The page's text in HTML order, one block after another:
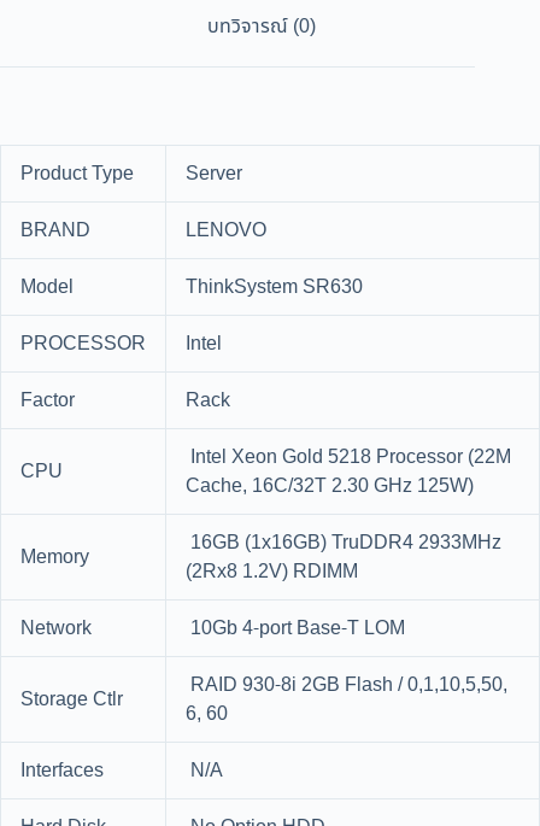
บทวิจารณ์ (0)
Product Type
Server
BRAND
LENOVO
Model
ThinkSystem SR630
PROCESSOR
Intel
Factor
Rack
CPU
Intel Xeon Gold 5218 Processor (22M
Cache, 16C/32T 2.30 GHz 125W)
Memory
16GB (1x16GB) TruDDR4 2933MHz
(2Rx8 1.2V) RDIMM
Network
10Gb 4-port Base-T LOM
Storage Ctlr
RAID 930-8i 2GB Flash / 0,1,10,5,50,
6, 60
Interfaces
N/A